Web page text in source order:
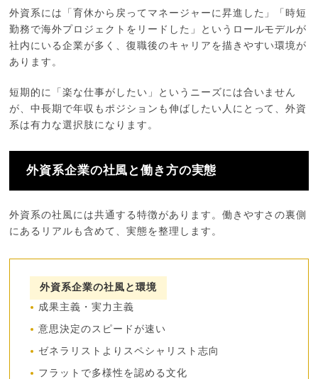
外資系には「育休から戻ってマネージャーに昇進した」「時短
勤務で海外プロジェクトをリードした」というロールモデルが
社内にいる企業が多く、復職後のキャリアを描きやすい環境が
あります。
短期的に「楽な仕事がしたい」というニーズには合いません
が、中長期で年収もポジションも伸ばしたい人にとって、外資
系は有力な選択肢になります。
外資系企業の社風と働き方の実態
外資系の社風には共通する特徴があります。働きやすさの裏側
にあるリアルも含めて、実態を整理します。
外資系企業の社風と環境
成果主義・実力主義
意思決定のスピードが速い
ゼネラリストよりスペシャリスト志向
フラットで多様性を認める文化